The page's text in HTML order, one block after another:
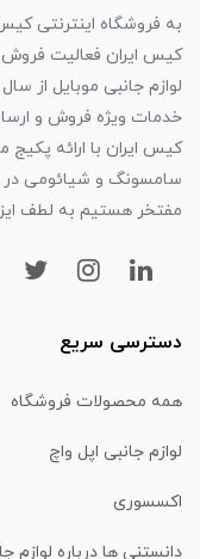
به فروشگاه اینترنتی
کیس ایران فعالیت
خدمات ویژه فروش و
کیس ایران با ارائه پکیج
سامسونگ و شیائومی در
مفتخر هستیم به لطف
دسترسی سریع
همه محصولات فروشگاه
لوازم جانبی اپل واچ
اکسسوری
دانستنی ها درباره لوازم